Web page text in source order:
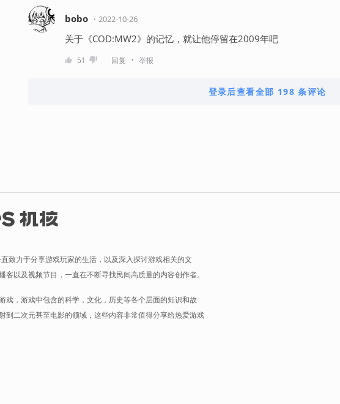
bobo ・ 2022-10-26
关于《COD:MW2》的记忆，就让他停留在2009年吧 ​​​
51 回复 ・ 举报
登录后查看全部 198 条评论
致力于分享游戏玩家的生活，以及深入探讨游戏相关的文
客以及视频节目，一直在不断寻找民间高质量的内容创作者。
戏，游戏中包含的科学，文化，历史等各个层面的知识和故
到二次元甚至电影的领域，这些内容非常值得分享给热爱游戏